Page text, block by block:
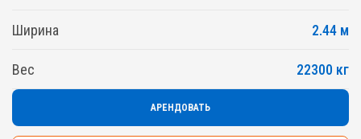
Ширина 2.44 м
Вес 22300 кг
АРЕНДОВАТЬ